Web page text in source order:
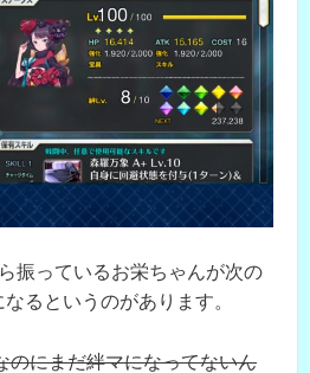
振っているお栄ちゃんが次の
るというのがあります。
のにまだ絆マになってないん